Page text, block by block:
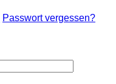
Passwort vergessen?